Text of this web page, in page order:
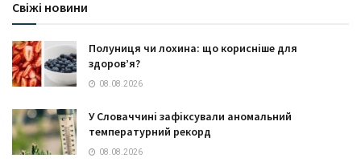
Свіжі новини
Полуниця чи лохина: що корисніше для
здоров’я?
08.08.2026
У Словаччині зафіксували аномальний
температурний рекорд
08.08.2026